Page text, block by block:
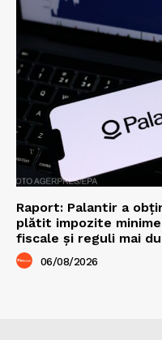
Raport: Palantir a
plătit impozite
fiscale și reguli mai
06/08/2026